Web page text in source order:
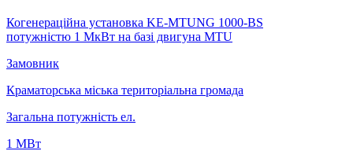
Когенерацiйна установка KE-MTUNG 1000-BS
потужнiстю 1 MкВт на базi двигуна MTU
Замовник
Краматорська міська територіальна громада
Загальна потужність ел.
1 MВт